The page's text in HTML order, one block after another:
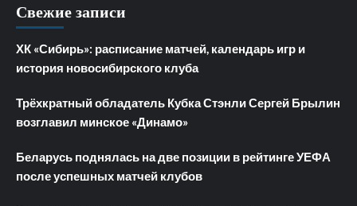
Свежие записи
ХК «Сибирь»: расписание матчей, календарь игр и
история новосибирского клуба
Трёхкратный обладатель Кубка Стэнли Сергей Брылин
возглавил минское «Динамо»
Беларусь поднялась на две позиции в рейтинге УЕФА
после успешных матчей клубов